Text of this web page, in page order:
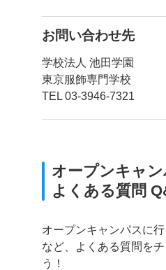
お問い合わせ先
学校法人 池田学園
東京服飾専門学校
TEL 03-3946-7321
オープンキャン
よくある質問
オープンキャンパスに
など、よくある質問を
う！